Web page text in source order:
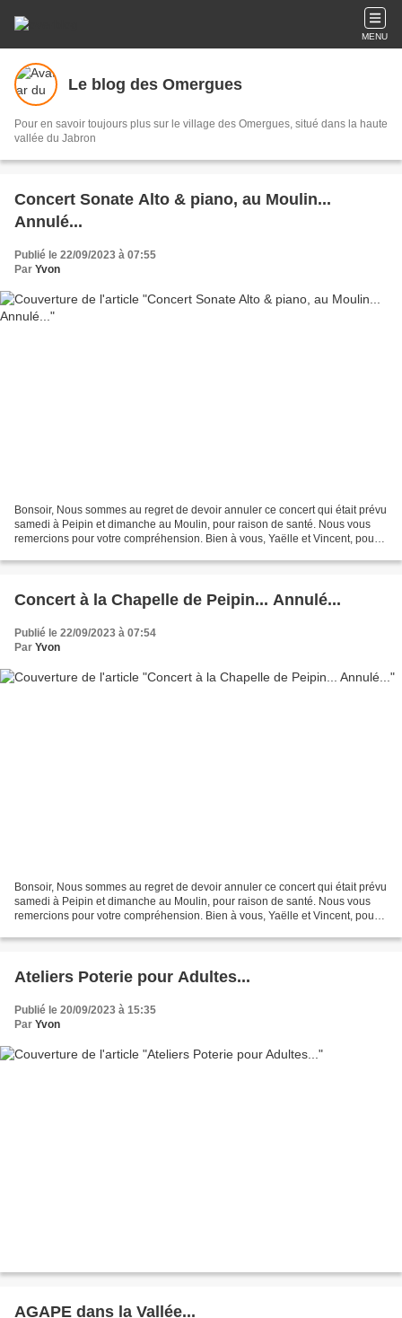
MENU
Le blog des Omergues
Pour en savoir toujours plus sur le village des Omergues, situé dans la haute
vallée du Jabron
Concert Sonate Alto & piano, au Moulin...
Annulé...
Publié le 22/09/2023 à 07:55
Par Yvon
Bonsoir, Nous sommes au regret de devoir annuler ce concert qui était prévu
samedi à Peipin et dimanche au Moulin, pour raison de santé. Nous vous
remercions pour votre compréhension. Bien à vous, Yaëlle et Vincent, pour
Concert à la Chapelle de Peipin... Annulé...
Publié le 22/09/2023 à 07:54
Par Yvon
Bonsoir, Nous sommes au regret de devoir annuler ce concert qui était prévu
samedi à Peipin et dimanche au Moulin, pour raison de santé. Nous vous
remercions pour votre compréhension. Bien à vous, Yaëlle et Vincent, pour
Ateliers Poterie pour Adultes...
Publié le 20/09/2023 à 15:35
Par Yvon
AGAPE dans la Vallée...